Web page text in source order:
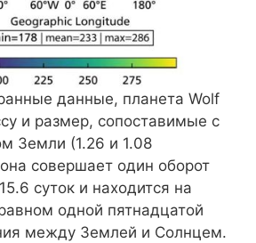
данные, планета Wolf
и размер, сопоставимые с
Земли (1.26 и 1.08
совершает один оборот
суток и находится на
одной пятнадцатой
между Землей и Солнцем.